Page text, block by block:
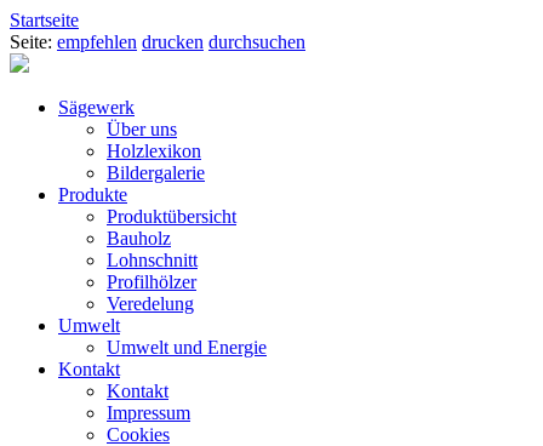
Startseite
Seite: empfehlen drucken durchsuchen
Sägewerk
Über uns
Holzlexikon
Bildergalerie
Produkte
Produktübersicht
Bauholz
Lohnschnitt
Profilhölzer
Veredelung
Umwelt
Umwelt und Energie
Kontakt
Kontakt
Impressum
Cookies